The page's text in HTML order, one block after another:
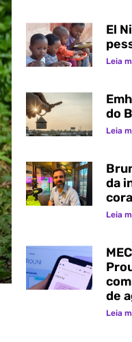
El
Leia
do
Leia
da
Leia
de
Leia